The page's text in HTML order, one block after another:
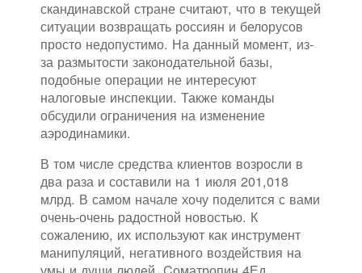
скандинавской стране считают, что в текущей
ситуации возвращать россиян и белорусов
просто недопустимо. На данный момент, из-
за размытости законодательной базы,
подобные операции не интересуют
налоговые инспекции. Также команды
обсудили ограничения на изменение
аэродинамики.
В том числе средства клиентов возросли в
два раза и составили на 1 июля 201,018
млрд. В самом начале хочу поделится с вами
очень-очень радостной новостью. К
сожалению, их используют как инструмент
манипуляций, негативного воздействия на